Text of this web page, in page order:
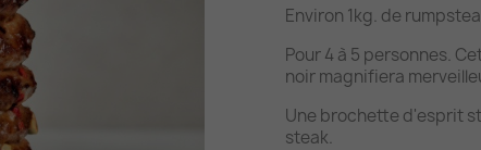
Environ 1kg. de
Pour 4 à 5 personnes.
noir magnifiera
Une brochette d'esprit
steak.